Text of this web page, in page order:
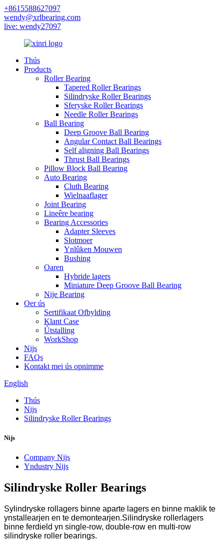
+8615588627097
wendy@xrlbearing.com
live: wendy27097
Thús
Products
Roller Bearing
Tapered Roller Bearings
Silindryske Roller Bearings
Sferyske Roller Bearings
Needle Roller Bearings
Ball Bearing
Deep Groove Ball Bearing
Angular Contact Ball Bearings
Self aligning Ball Bearings
Thrust Ball Bearings
Pillow Block Ball Bearing
Auto Bearing
Cluth Bearing
Wielnaaflager
Joint Bearing
Lineêre bearing
Bearing Accessories
Adapter Sleeves
Slotmoer
Ynlûken Mouwen
Bushing
Oaren
Hybride lagers
Miniature Deep Groove Ball Bearing
Nije Bearing
Oer ús
Sertifikaat Ofbylding
Klant Case
Útstalling
WorkShop
Nijs
FAQs
Kontakt mei ús opnimme
English
Thús
Nijs
Silindryske Roller Bearings
Nijs
Company Nijs
Yndustry Nijs
Silindryske Roller Bearings
Sylindryske rollagers binne aparte lagers en binne maklik te
ynstallearjen en te demontearjen.Silindryske rollerlagers
binne ferdield yn single-row, double-row en multi-row
silindryske roller bearings.